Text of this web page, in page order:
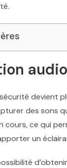
devient
des sons
ce qui
un